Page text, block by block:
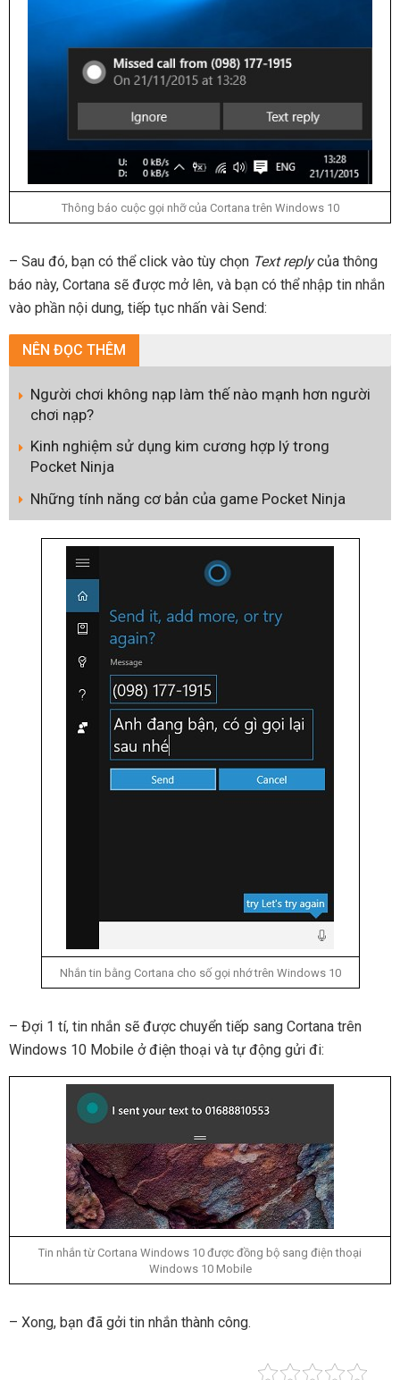
Thông báo cuộc gọi nhỡ của Cortana trên Windows 10
– Sau đó, bạn có thể click vào tùy chọn Text replycủa thông
báo này, Cortana sẽ được mở lên, và bạn có thể nhập tin nhắn
vào phần nội dung, tiếp tục nhấn vài Send:
NÊN ĐỌC THÊM
Người chơi không nạp làm thế nào mạnh hơn người
chơi nạp?
Kinh nghiệm sử dụng kim cương hợp lý trong
Pocket Ninja
Những tính năng cơ bản của game Pocket Ninja
Nhắn tin bằng Cortana cho số gọi nhớ trên Windows 10
– Đợi 1 tí, tin nhắn sẽ được chuyển tiếp sang Cortana trên
Windows 10 Mobile ở điện thoại và tự động gửi đi:
Tin nhắn từ Cortana Windows 10 được đồng bộ sang điện thoại
Windows 10 Mobile
– Xong, bạn đã gởi tin nhắn thành công.